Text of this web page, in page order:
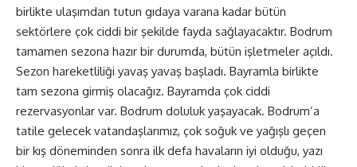
birlikte ulaşımdan tutun gıdaya varana kadar bütün
sektörlere çok ciddi bir şekilde fayda sağlayacaktır. Bodrum
tamamen sezona hazır bir durumda, bütün işletmeler açıldı.
Sezon hareketliliği yavaş yavaş başladı. Bayramla birlikte
tam sezona girmiş olacağız. Bayramda çok ciddi
rezervasyonlar var. Bodrum doluluk yaşayacak. Bodrum’a
tatile gelecek vatandaşlarımız, çok soğuk ve yağışlı geçen
bir kış döneminden sonra ilk defa havaların iyi olduğu, yazı